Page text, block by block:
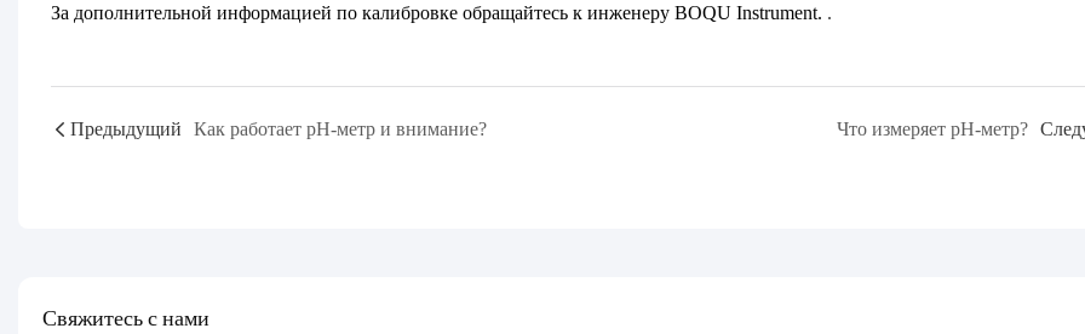
За дополнительной информацией по калибровке обращайтесь к инженеру BOQU Instrument. .
Предыдущий Как работает pH-метр и внимание? Что измеряет pH-метр?
Свяжитесь с нами